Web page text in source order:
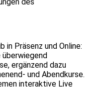
des
in Präsenz und Online:
überwiegend
ergänzend dazu
und Abendkurse.
interaktive Live